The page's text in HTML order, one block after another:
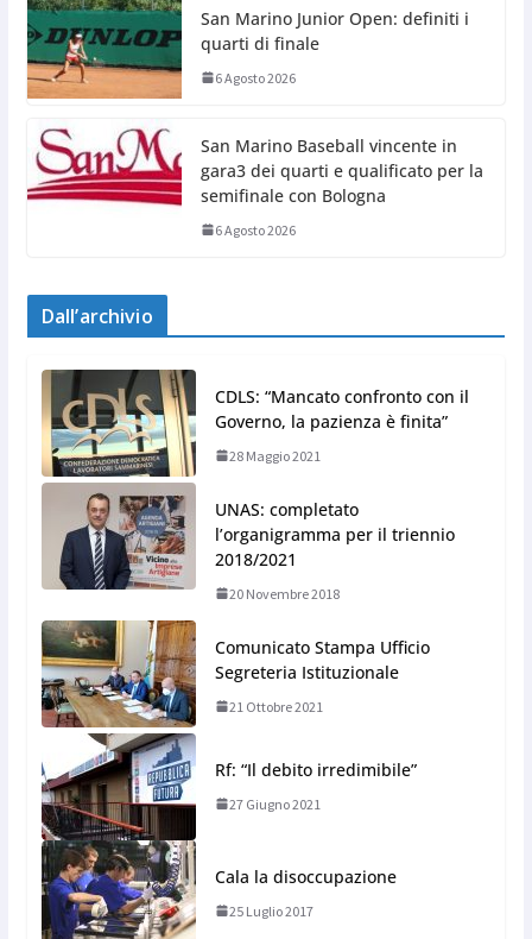
San Marino Junior Open: definiti i
quarti di finale
6 Agosto 2026
San Marino Baseball vincente in
gara3 dei quarti e qualificato per la
semifinale con Bologna
6 Agosto 2026
Dall’archivio
CDLS: “Mancato confronto con il
Governo, la pazienza è finita”
28 Maggio 2021
UNAS: completato
l’organigramma per il triennio
2018/2021
20 Novembre 2018
Comunicato Stampa Ufficio
Segreteria Istituzionale
21 Ottobre 2021
Rf: “Il debito irredimibile”
27 Giugno 2021
Cala la disoccupazione
25 Luglio 2017